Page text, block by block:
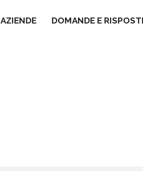
AZIENDE DOMANDE E